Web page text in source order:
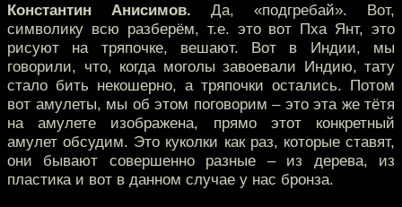
Константин Анисимов. Да, «подгребай». Вот,
символику всю разберём, т.е. это вот Пха Янт, это
рисуют на тряпочке, вешают. Вот в Индии, мы
говорили, что, когда моголы завоевали Индию, тату
стало бить некошерно, а тряпочки остались. Потом
вот амулеты, мы об этом поговорим – это эта же тётя
на амулете изображена, прямо этот конкретный
амулет обсудим. Это куколки как раз, которые ставят,
они бывают совершенно разные – из дерева, из
пластика и вот в данном случае у нас бронза.